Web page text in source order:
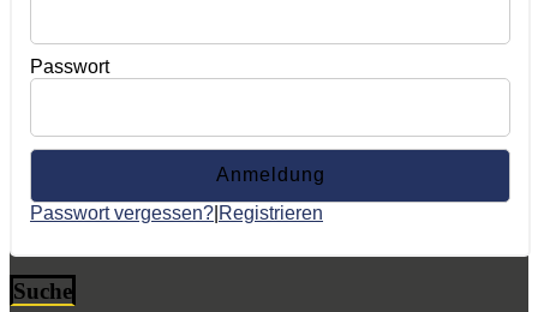
Passwort
Passwort vergessen? Registrieren
Suche